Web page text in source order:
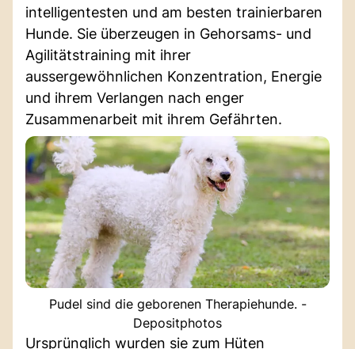
intelligentesten und am besten trainierbaren
Hunde. Sie überzeugen in Gehorsams- und
Agilitätstraining mit ihrer
aussergewöhnlichen Konzentration, Energie
und ihrem Verlangen nach enger
Zusammenarbeit mit ihrem Gefährten.
Pudel sind die geborenen Therapiehunde. -
Depositphotos
Ursprünglich wurden sie zum Hüten